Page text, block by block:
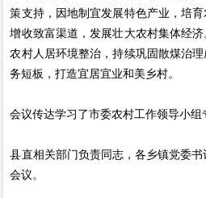
策支持，因地制宜发展特色产业，培
增收致富渠道，发展壮大农村集体经
农村人居环境整治，持续巩固散煤治
务短板，打造宜居宜业和美乡村。
会议传达学习了市委农村工作领导小组
县直相关部门负责同志，各乡镇党委
会议。